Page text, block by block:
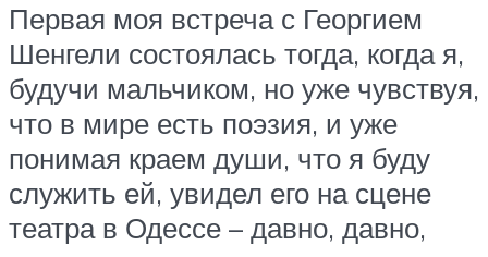
Первая моя встреча с Георгием
Шенгели состоялась тогда, когда я,
будучи мальчиком, но уже чувствуя,
что в мире есть поэзия, и уже
понимая краем души, что я буду
служить ей, увидел его на сцене
театра в Одессе – давно, давно,